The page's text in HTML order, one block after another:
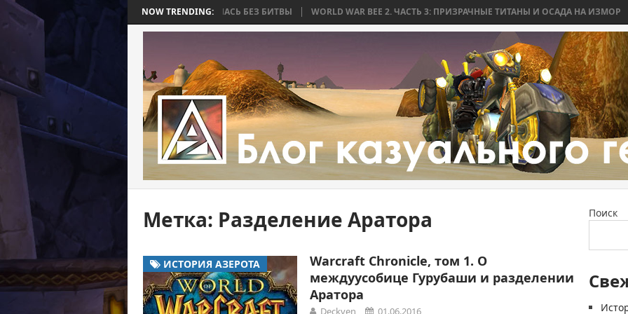
NOW TRENDING:
BEE 2. ЧАСТЬ 4: ВОЙНА, КОТОРАЯ ЗАКОНЧИЛАСЬ БЕЗ БИТВЫ WORLD WAR BEE 2. ЧАСТЬ 3: ПРИЗРАЧНЫЕ ТИТАНЫ И ОСАДА НА ИЗМОР
Метка: Разделение Аратора
ИСТОРИЯ АЗЕРОТА
Warcraft Chronicle, том 1. О
междуусобице Гурубаши и разделении
Аратора
Deckven 01.06.2016
Поиск